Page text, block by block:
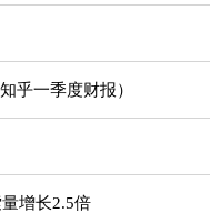
乎一季度财报）
增长2.5倍